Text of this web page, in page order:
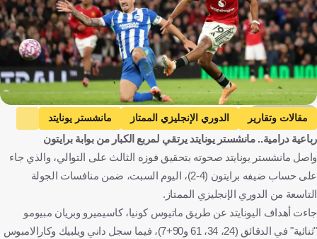
Getty Images
مقالات وتقارير الدوري الإنجليزي الممتاز
مانشستر يونايتد
برايتون
إنجلترا كرة قدم
رباعية درامية.. مانشستر يونايتد يرتقي لمربع الكبار من بوابة برايتون
واصل مانشستر يونايتد صحوته بتحقيق فوزه الثالث على التوالي، والذي جاء
على حساب ضيفه برايتون (4-2)، اليوم السبت، ضمن منافسات الجولة
التاسعة من الدوري الإنجليزي الممتاز.
جاءت أهداف اليونايتد عن طريق ماتيوس كونيا، كاسيميرو وبريان مبيومو
"ثنائية" في الدقائق (24، 34، 61 و90+7)، فيما سجل داني ويلبيك وكارالامبوس